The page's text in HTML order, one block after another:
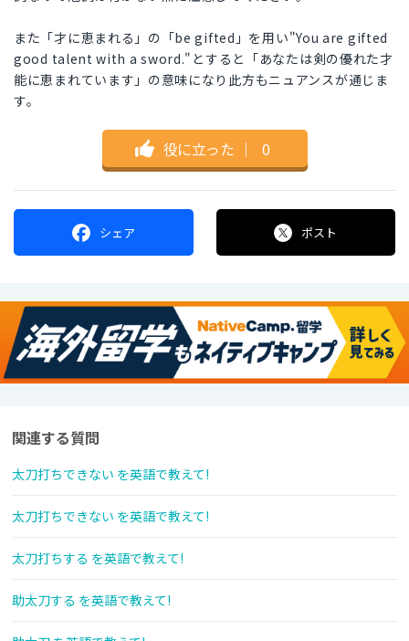
また「才に恵まれる」の「be gifted」を用い"You are gifted
good talent with a sword."とすると「あなたは剣の優れた才
能に恵まれています」の意味になり此方もニュアンスが通じま
す。
役に立った ｜ 0
シェア ポスト
関連する質問
太刀打ちできない を英語で教えて!
太刀打ちできない を英語で教えて!
太刀打ちする を英語で教えて!
助太刀する を英語で教えて!